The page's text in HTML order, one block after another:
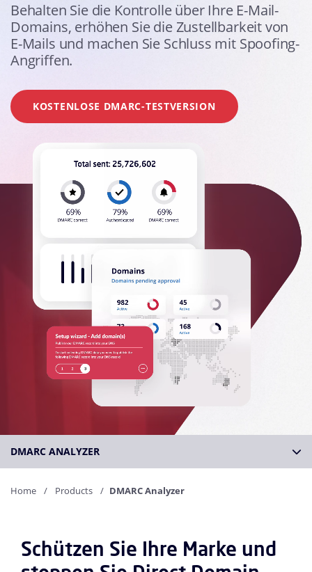
Behalten Sie die Kontrolle über Ihre E-Mail-
Domains, erhöhen Sie die Zustellbarkeit von
E-Mails und machen Sie Schluss mit Spoofing-
Angriffen.
KOSTENLOSE DMARC-TESTVERSION
DMARC ANALYZER
Home Products DMARC Analyzer
Schützen Sie Ihre Marke und